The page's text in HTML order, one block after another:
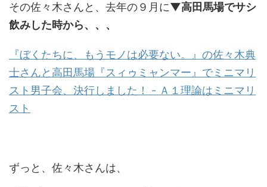
その佐々木さんと、去年の９月に▼高田馬場でサシ
飲みした時から、、、
『ぼくたちに、もうモノは必要ない。』の佐々木典
士さんと高田馬場『スィゥミャンマー』でミニマリ
スト男子会、決行しました！ - Ａ１理論はミニマリ
スト
ずっと、佐々木さんは、